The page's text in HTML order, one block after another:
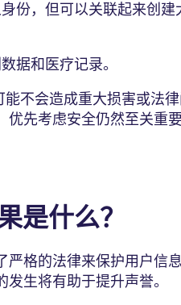
份，但可以关联起来创建
据和医疗记录。
不会造成重大损害或法
优先考虑安全仍然至关重
是什么？
严格的法律来保护用户信
生将有助于提升声誉。